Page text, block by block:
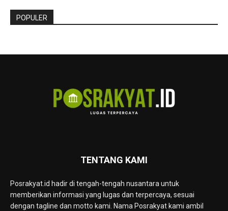
POPULER
TENTANG KAMI
Posrakyat.id hadir di tengah-tengah nusantara untuk
memberikan informasi yang lugas dan terpercaya, sesuai
dengan tagline dan motto kami. Nama Posrakyat kami ambil